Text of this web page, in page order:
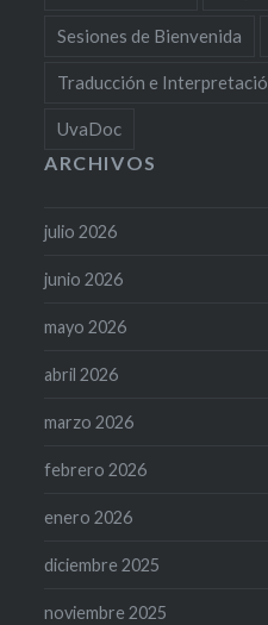
Sesiones de Bienvenida
Traducción e
UvaDoc
ARCHIVOS
julio 2026
junio 2026
mayo 2026
abril 2026
marzo 2026
febrero 2026
enero 2026
diciembre 2025
noviembre 2025